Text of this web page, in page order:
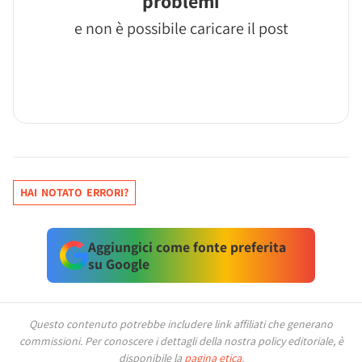
e non è possibile caricare il post
HAI NOTATO ERRORI?
Aggiungici come fonte preferita
su Google
Questo contenuto potrebbe includere link affiliati che generano
commissioni. Per conoscere i dettagli della nostra policy editoriale, è
disponibile la pagina etica.